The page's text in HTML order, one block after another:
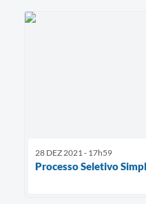
28 DEZ 2021 - 17h59
Processo Seletivo